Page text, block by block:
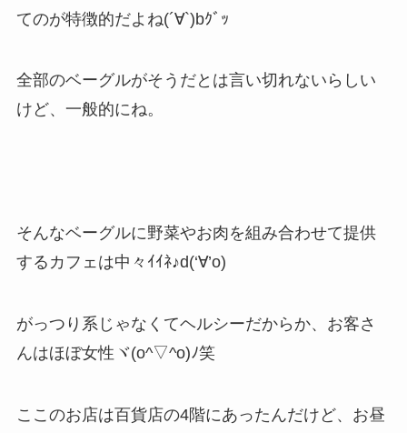
てのが特徴的だよね(´∀`)bｸﾞｯ
全部のベーグルがそうだとは言い切れないらしい
けど、一般的にね。
そんなベーグルに野菜やお肉を組み合わせて提供
するカフェは中々ｲｲﾈ♪d(‘∀’o)
がっつり系じゃなくてヘルシーだからか、お客さ
んはほぼ女性ヾ(o^▽^o)ﾉ笑
ここのお店は百貨店の4階にあったんだけど、お昼